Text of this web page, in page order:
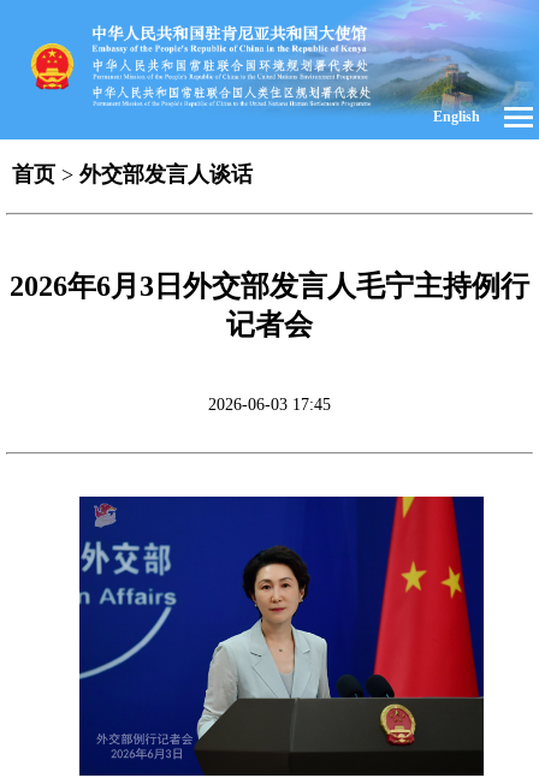
English
首页 > 外交部发言人谈话
2026年6月3日外交部发言人毛宁主持例行
记者会
2026-06-03 17:45